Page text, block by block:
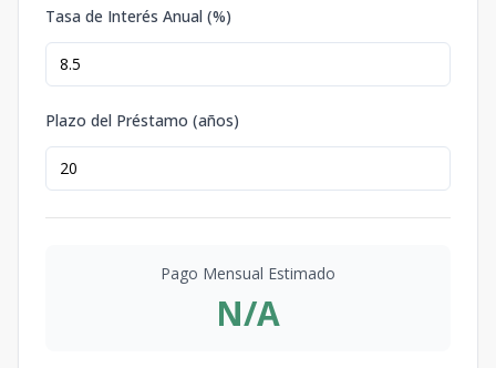
Tasa de Interés Anual (%)
Plazo del Préstamo (años)
Pago Mensual Estimado
N/A